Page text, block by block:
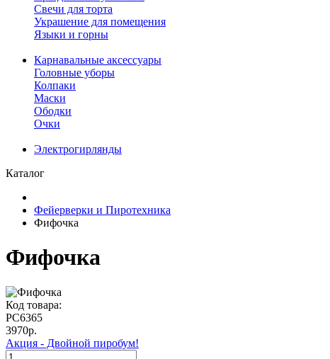
Свечи для торта
Украшение для помещения
Языки и горны
Карнавальные аксессуары
Головные уборы
Колпаки
Маски
Ободки
Очки
Электрогирлянды
Каталог
Фейерверки и Пиротехника
Фифочка
Фифочка
Код товара:
РС6365
3970р.
Акция - Двойной пиробум!